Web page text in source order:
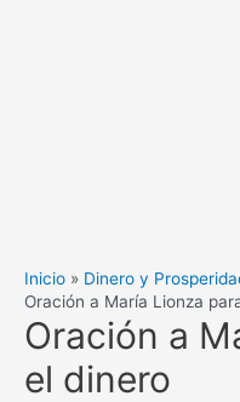
Inicio
Dinero y
Oración a María Lionza
Oración a
el dinero